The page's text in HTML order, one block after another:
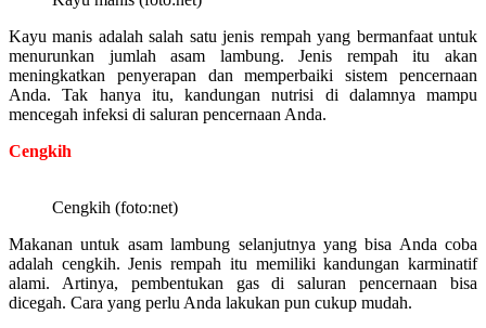
Kayu manis adalah salah satu jenis rempah yang bermanfaat untuk
menurunkan jumlah asam lambung. Jenis rempah itu akan
meningkatkan penyerapan dan memperbaiki sistem pencernaan
Anda. Tak hanya itu, kandungan nutrisi di dalamnya mampu
mencegah infeksi di saluran pencernaan Anda.
Cengkih
Cengkih (foto:net)
Makanan untuk asam lambung selanjutnya yang bisa Anda coba
adalah cengkih. Jenis rempah itu memiliki kandungan karminatif
alami. Artinya, pembentukan gas di saluran pencernaan bisa
dicegah. Cara yang perlu Anda lakukan pun cukup mudah.